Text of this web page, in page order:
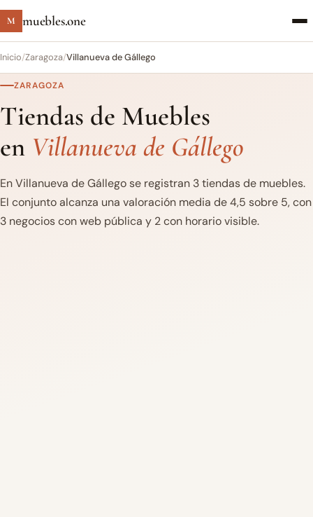
M muebles.one
Inicio/Zaragoza/Villanueva de Gállego
ZARAGOZA
Tiendas de Muebles
en Villanueva de Gállego
En Villanueva de Gállego se registran 3 tiendas de muebles.
El conjunto alcanza una valoración media de 4,5 sobre 5, con
3 negocios con web pública y 2 con horario visible.